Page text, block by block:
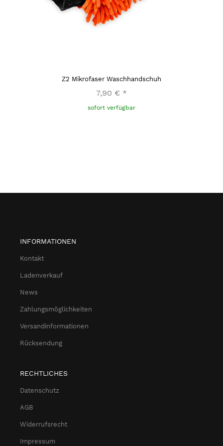
Z2 Mikrofaser Waschhandschuh
7,90 € *
sofort verfügbar
INFORMATIONEN
Kontakt
Ladenverkauf
News
Zahlungsmöglichkeiten
Versandinformationen
Rücksendung
RECHTLICHES
Datenschutz
AGB
Widerrufsrecht
Impressum